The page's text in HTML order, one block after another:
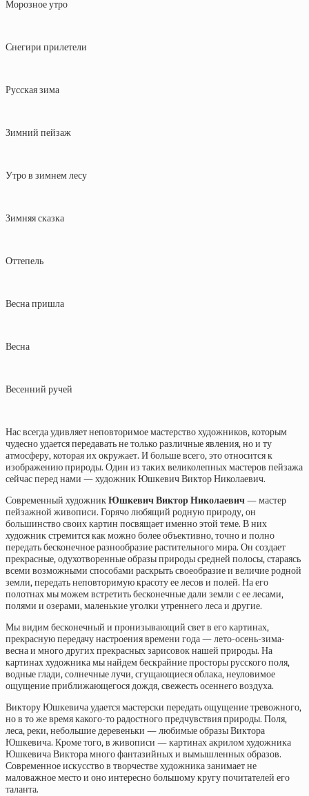
Морозное утро
Снегири прилетели
Русская зима
Зимний пейзаж
Утро в зимнем лесу
Зимняя сказка
Оттепель
Весна пришла
Весна
Весенний ручей
Нас всегда удивляет неповторимое мастерство художников, которым
чудесно удается передавать не только различные явления, но и ту
атмосферу, которая их окружает. И больше всего, это относится к
изображению природы. Один из таких великолепных мастеров пейзажа
сейчас перед нами — художник Юшкевич Виктор Николаевич.
Современный художникЮшкевич Виктор Николаевич— мастер
пейзажной живописи. Горячо любящий родную природу, он
большинство своих картин посвящает именно этой теме. В них
художник стремится как можно более объективно, точно и полно
передать бесконечное разнообразие растительного мира. Он создает
прекрасные, одухотворенные образы природы средней полосы, стараясь
всеми возможными способами раскрыть своеобразие и величие родной
земли, передать неповторимую красоту ее лесов и полей. На его
полотнах мы можем встретить бесконечные дали земли с ее лесами,
полями и озерами, маленькие уголки утреннего леса и другие.
Мы видим бесконечный и пронизывающий свет в его картинах,
прекрасную передачу настроения времени года — лето-осень-зима-
весна и много других прекрасных зарисовок нашей природы. На
картинах художника мы найдем бескрайние просторы русского поля,
водные глади, солнечные лучи, сгущающиеся облака, неуловимое
ощущение приближающегося дождя, свежесть осеннего воздуха.
Виктору Юшкевича удается мастерски передать ощущение тревожного,
но в то же время какого-то радостного предчувствия природы. Поля,
леса, реки, небольшие деревеньки — любимые образы Виктора
Юшкевича. Кроме того, в живописи — картинах акрилом художника
Юшкевича Виктора много фантазийных и вымышленных образов.
Современное искусство в творчестве художника занимает не
маловажное место и оно интересно большому кругу почитателей его
таланта.